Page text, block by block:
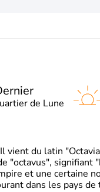
de Lune
vient du latin
"octavus", signifiant
et une certaine
dans les pays